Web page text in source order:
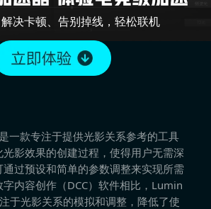
决卡顿、告别掉线，轻松联机
一款专注于提供光影关系参考的工具
影效果的创建过程，使得用户无需深
通过预设和简单的参数调整来实现所需
内容创作（DCC）软件相比，Lumin
于光影关系的模拟和调整，降低了使